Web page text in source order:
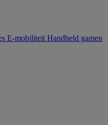
E-mobiliteit Handheld gamen